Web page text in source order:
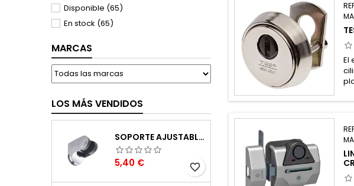
Disponible (65)
En stock (65)
MARCAS
LOS MÁS VENDIDOS
SOPORTE AJUSTABLE PARA MANGO DE DUCHA 51395
Precio
5,40 € favorite_border
El